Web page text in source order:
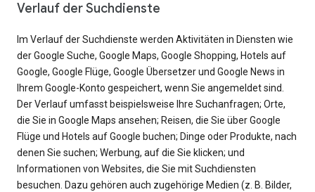
Verlauf der Suchdienste
Im Verlauf der Suchdienste werden Aktivitäten in Diensten wie
der Google Suche, Google Maps, Google Shopping, Hotels auf
Google, Google Flüge, Google Übersetzer und Google News in
Ihrem Google-Konto gespeichert, wenn Sie angemeldet sind.
Der Verlauf umfasst beispielsweise Ihre Suchanfragen; Orte,
die Sie in Google Maps ansehen; Reisen, die Sie über Google
Flüge und Hotels auf Google buchen; Dinge oder Produkte, nach
denen Sie suchen; Werbung, auf die Sie klicken; und
Informationen von Websites, die Sie mit Suchdiensten
besuchen. Dazu gehören auch zugehörige Medien (z. B. Bilder,